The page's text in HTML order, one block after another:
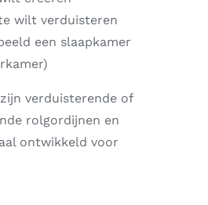
wilt verduisteren
een slaapkamer
verduisterende of
rolgordijnen en
ontwikkeld voor